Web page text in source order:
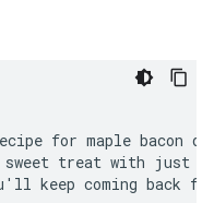
for maple bacon
treat with just a
keep coming back